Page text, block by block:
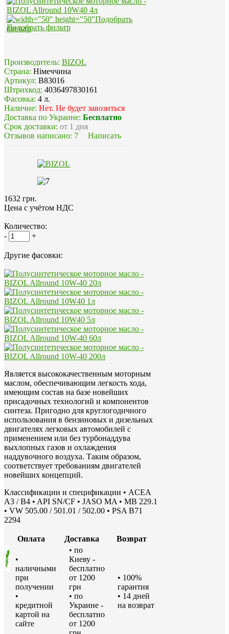
Подобрать фильтр
Производитель: BIZOL
Страна: Німеччина
Артикул: B83016
Штрихкод: 4036497830161
Фасовка: 4 л.
Наличие: Нет. Не будет завозиться
Доставка по Украине: Бесплатно
Срок доставки: от 1 дня
Отзывов написано: 7 Написать
1632 грн.
Цена с учётом НДС
Количество:
-
+
Другие фасовки:
Является высококачественным моторным
маслом, обеспечивающим легкость хода,
имеющим состав на базе новейших
присадочных технологий и компонентов
синтеза. Пригодно для круглогодичного
использования в бензиновых и дизельных
двигателях легковых автомобилей с
применением или без турбонаддува
выхлопных газов и охлаждения
наддувочного воздуха. Таким образом,
соответствует требованиям двигателей
новейших концепций.
Классификации и спецификации • ACEA
A3 / B4 • API SN/CF • JASO MA • MB 229.1
• VW 505.00 / 501.01 / 502.00 • PSA B71
2294
Оплата Доставка Возврат
•
наличными
при
получении
•
кредитной
картой на
сайте
• по
Киеву -
бесплатно
от 1200
грн
• по
Украине -
бесплатно
от 1200
• 100%
гарантия
• 14 дней
на возврат